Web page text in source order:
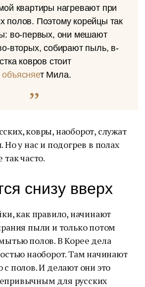
квартиры нагревают при
полов. Поэтому корейцы так
во-первых, они мешают
вторых, собирают пыль, в-
ковров стоит
объясняет Мила.
ковры, наоборот, служат
Но у нас и подогрев в полах
так часто.
снизу вверх
как правило, начинают
пыли и только потом
полов. В Корее дела
наоборот. Там начинают
полов. И делают они это
для русских